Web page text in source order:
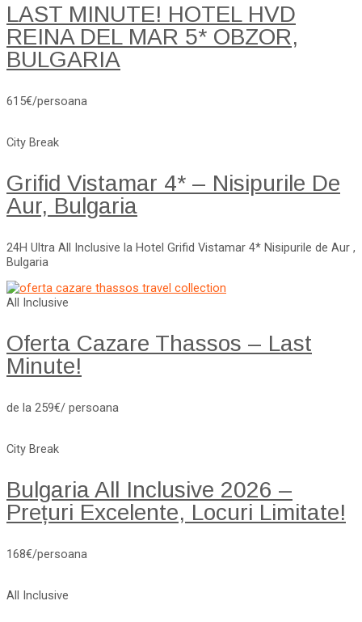
LAST MINUTE! HOTEL HVD
REINA DEL MAR 5* OBZOR,
BULGARIA
615€/persoana
City Break
Grifid Vistamar 4* – Nisipurile De
Aur, Bulgaria
24H Ultra All Inclusive la Hotel Grifid Vistamar 4* Nisipurile de Aur ,
Bulgaria
All Inclusive
Oferta Cazare Thassos – Last
Minute!
de la 259€/ persoana
City Break
Bulgaria All Inclusive 2026 –
Prețuri Excelente, Locuri Limitate!
168€/persoana
All Inclusive